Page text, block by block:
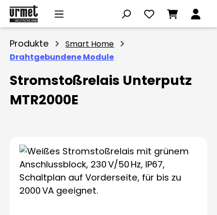
Zum Hauptinhalt springen
Produkte
Smart Home
Drahtgebundene Module
Stromstoßrelais Unterputz
MTR2000E
Bildergalerie überspringen